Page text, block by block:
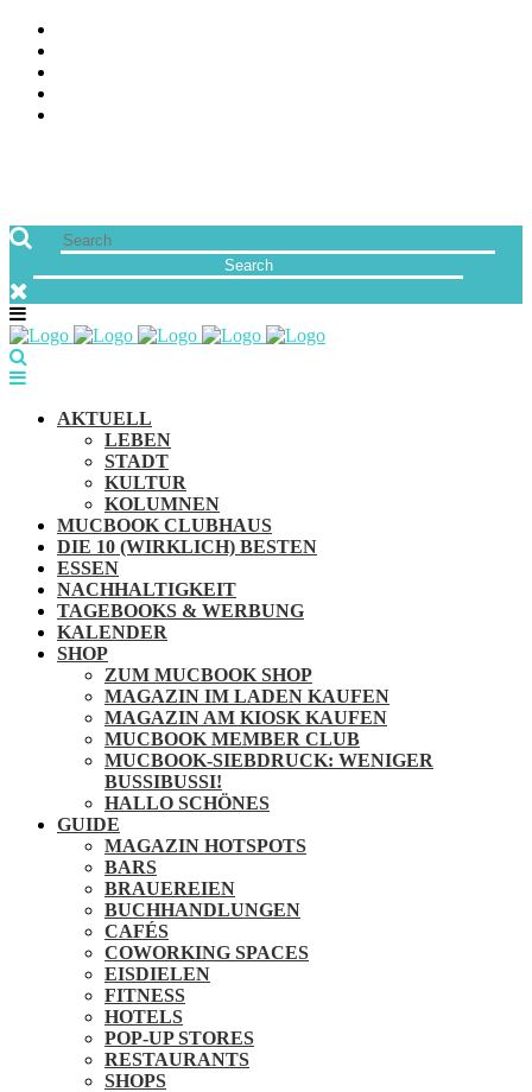
AKTUELL
LEBEN
STADT
KULTUR
KOLUMNEN
MUCBOOK CLUBHAUS
DIE 10 (WIRKLICH) BESTEN
ESSEN
NACHHALTIGKEIT
TAGEBOOKS & WERBUNG
KALENDER
SHOP
ZUM MUCBOOK SHOP
MAGAZIN IM LADEN KAUFEN
MAGAZIN AM KIOSK KAUFEN
MUCBOOK MEMBER CLUB
MUCBOOK-SIEBDRUCK: WENIGER
BUSSIBUSSI!
HALLO SCHÖNES
GUIDE
MAGAZIN HOTSPOTS
BARS
BRAUEREIEN
BUCHHANDLUNGEN
CAFÉS
COWORKING SPACES
EISDIELEN
FITNESS
HOTELS
POP-UP STORES
RESTAURANTS
SHOPS